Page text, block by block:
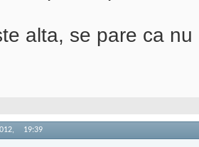
alta, se pare ca
19:39